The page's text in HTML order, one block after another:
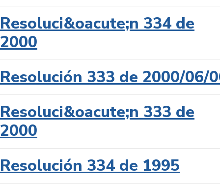
Resoluci&oacute;n 334 de
2000
Resolución 333 de 2000/06/
Resoluci&oacute;n 333 de
2000
Resolución 334 de 1995